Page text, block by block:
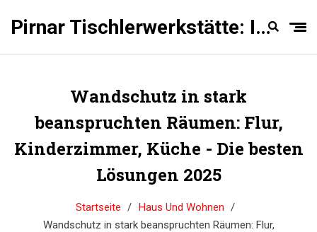
Pirnar Tischlerwerkstätte: Innentüren Experten
Wandschutz in stark
beanspruchten Räumen: Flur,
Kinderzimmer, Küche - Die besten
Lösungen 2025
Startseite
Haus Und Wohnen
Wandschutz in stark beanspruchten Räumen: Flur,